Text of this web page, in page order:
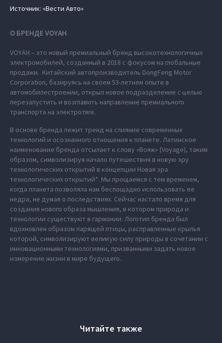
Источник: «Вести Авто»
О БРЕНДЕ VOYAH
VOYAH – это новый премиальный бренд высокотехнологичных
электромобилей, созданный в 2018 с фокусом на глобальные
продажи. Китайский автопроизводитель DongFeng Motor
Corporation, базируясь на своем 53-летнем опыте в
автомобилестроении, открыл новое подразделение с целью
перезапустить и возглавить направление премиального
транспорта на электротяге.
В основе бренда лежит тренд на слияние современных
технологий и осознанного отношения к планете. Латинское
наименование бренда отсылает к слову «Вояж» (Voyage), таким
образом, символизируя начало путешествия в новую эру
технологических открытий в концепции Новая эра
технологических открытий*. Мы прощаемся с тем временем,
когда планета позволяла нам беспощадно использовать ее
недра, не думая о последствиях. Сейчас настало время для
создания нового образа мышления, в котором природа и
технологии существуют в гармонии. Логотип бренда был
вдохновлен образом парящей птицы, расправленные крылья
которой, символизируют великую силу природы в сочетании с
инновационными технологиями, призванными задать новое
измерение жизни в мире будущего.
Читайте также